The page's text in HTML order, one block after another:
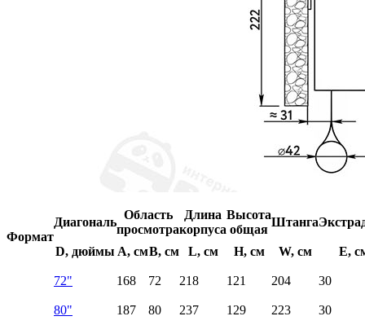
Формат
Диагональ
Область
просмотра
Длина
корпуса
Высота
общая
Штанга
D, дюймы A, смB, см L, см H, см W, см E,
72" 168 72 218 121 204 30
80" 187 80 237 129 223 30